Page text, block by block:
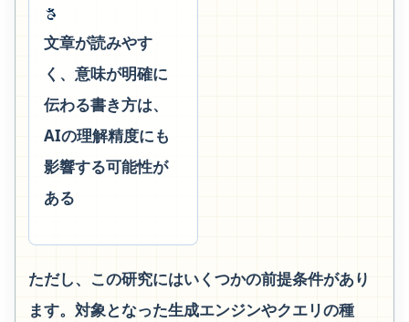
さ
文章が読みやす
く、意味が明確に
伝わる書き方は、
AIの理解精度にも
影響する可能性が
ある
ただし、この研究にはいくつかの前提条件があり
ます。対象となった生成エンジンやクエリの種